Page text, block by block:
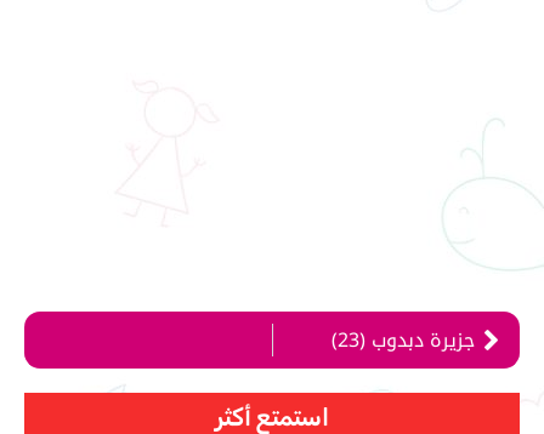
جزيرة دبدوب (23)
استمتع أكثر